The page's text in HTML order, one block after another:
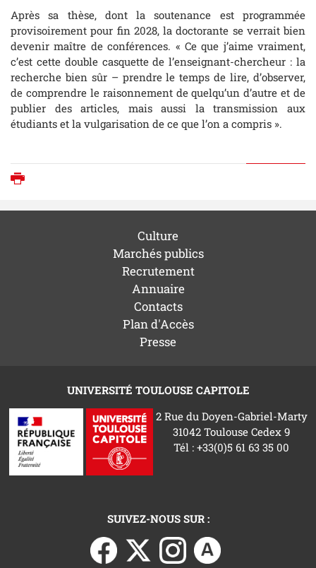
Après sa thèse, dont la soutenance est programmée
provisoirement pour fin 2028, la doctorante se verrait bien
devenir maître de conférences. « Ce que j’aime vraiment,
c’est cette double casquette de l’enseignant-chercheur : la
recherche bien sûr – prendre le temps de lire, d’observer,
de comprendre le raisonnement de quelqu’un d’autre et de
publier des articles, mais aussi la transmission aux
étudiants et la vulgarisation de ce que l’on a compris ».
Culture
Marchés publics
Recrutement
Annuaire
Contacts
Plan d'Accès
Presse
UNIVERSITÉ TOULOUSE CAPITOLE
2 Rue du Doyen-Gabriel-Marty
31042 Toulouse Cedex 9
Tél : +33(0)5 61 63 35 00
SUIVEZ-NOUS SUR :